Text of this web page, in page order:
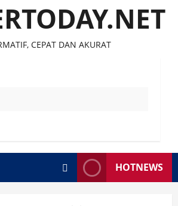
CEPAT DAN AKURAT
HOTNEWS